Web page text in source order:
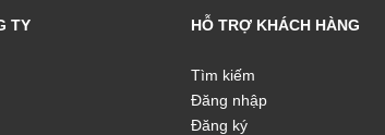
TY HỖ TRỢ KHÁCH HÀNG
Tìm kiếm
Đăng nhập
Đăng ký